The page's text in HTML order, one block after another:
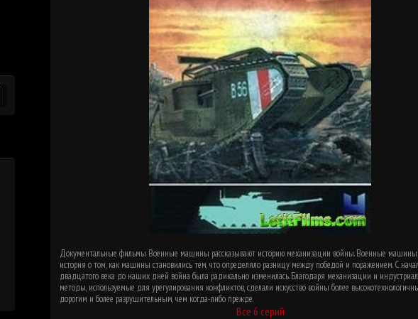
Документальные фильмы Военные машины рассказывают историю механизации войны. Военные машины
история о том, как машины становились тем, что определяло разницу между победой и поражением. С
двадцатого века до наших дней война была радикально изменилась. Благодаря механизации и
методы, используемые для урегулирования конфликтов, сделали искусство войны более
дорогим и более разрушительным, чем когда-либо прежде.
Все 6 серий